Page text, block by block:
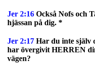
Jer 2:16 Också Nofs och
hjässan på dig. *
Jer 2:17 Har du inte själv
har övergivit HERREN
vägen?